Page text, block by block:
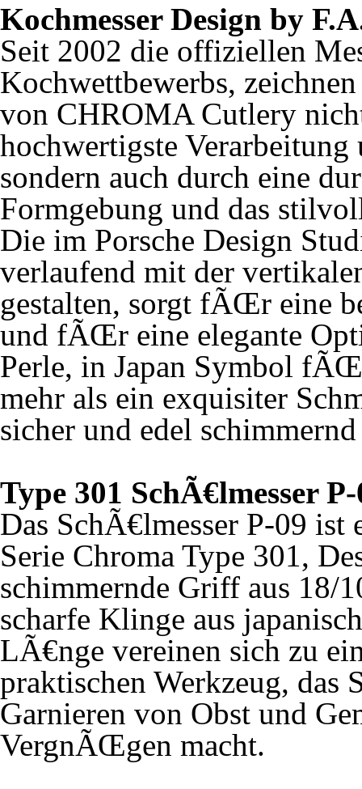
Kochmesser Design by
Seit 2002 die offiziellen
Kochwettbewerbs,
von CHROMA Cutlery
hochwertigste
sondern auch durch eine
Formgebung und das
Die im Porsche Design
verlaufend mit der
gestalten, sorgt fÃŒr eine
und fÃŒr eine elegante
Perle, in Japan Symbol
mehr als ein exquisiter
sicher und edel
Type 301 SchÃ€lmesser
Das SchÃ€lmesser P-09
Serie Chroma Type 301,
schimmernde Griff aus 18/
scharfe Klinge aus
LÃ€nge vereinen sich zu
praktischen Werkzeug, das
Garnieren von Obst und
VergnÃŒgen macht.